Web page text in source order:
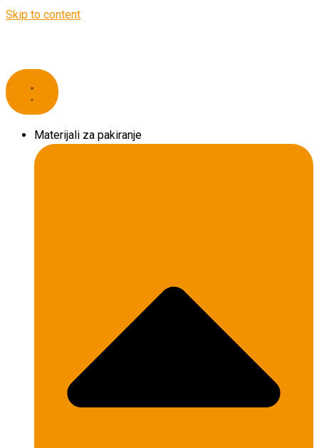
Skip to content
Materijali za pakiranje